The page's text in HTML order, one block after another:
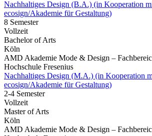
Nachhaltiges Design (B.A.) (in Kooperation
ecosign/Akademie für Gestaltung)
8 Semester
Vollzeit
Bachelor of Arts
Köln
AMD Akademie Mode & Design –
Hochschule Fresenius
Nachhaltiges Design (M.A.) (in Kooperation
ecosign/Akademie für Gestaltung)
2-4 Semester
Vollzeit
Master of Arts
Köln
AMD Akademie Mode & Design –